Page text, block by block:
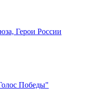
Герои России
Победы"